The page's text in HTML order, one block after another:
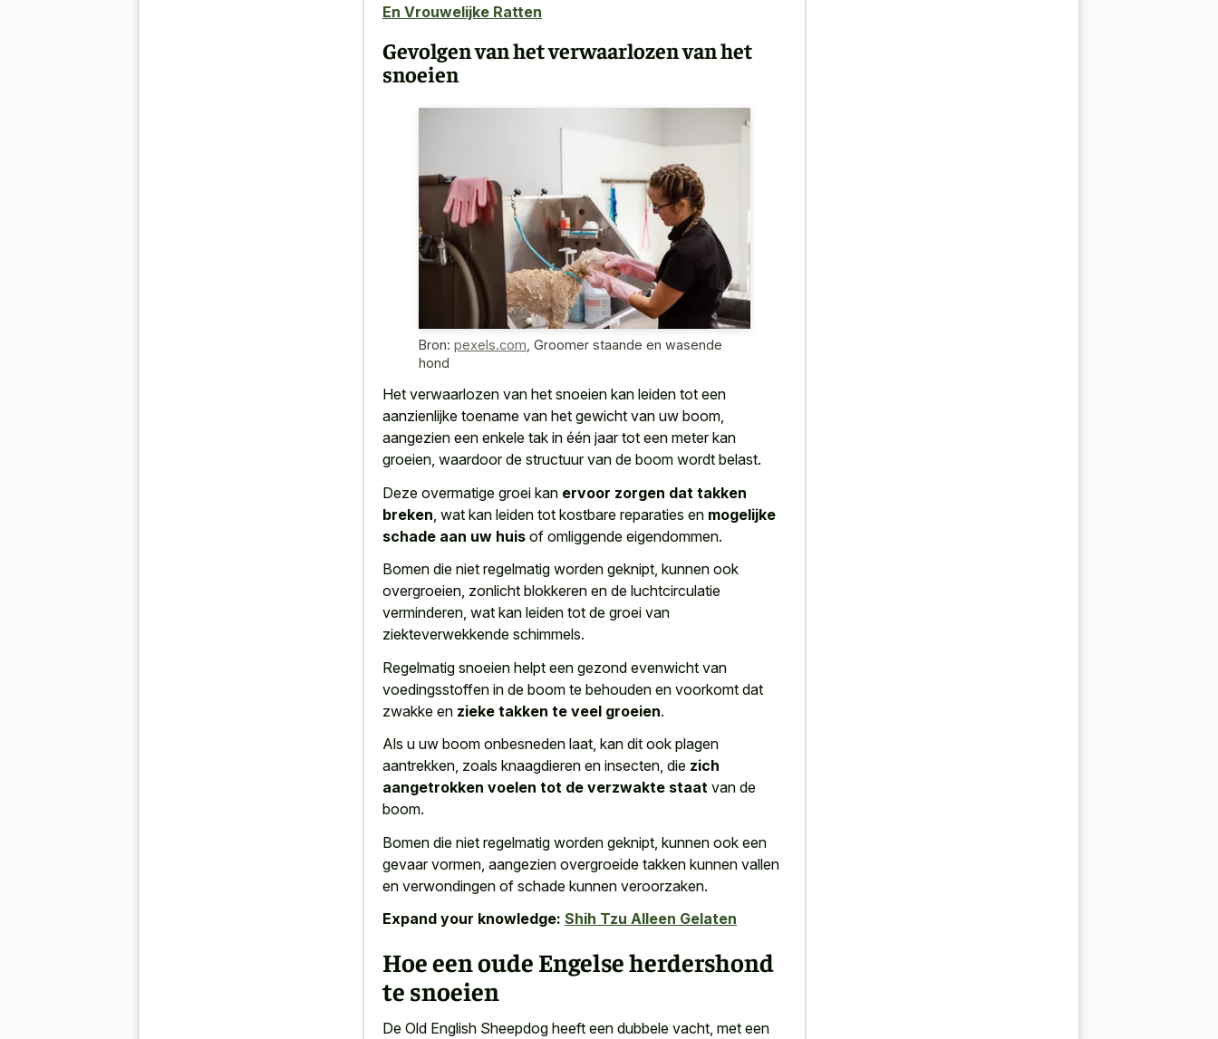
En Vrouwelijke Ratten
Gevolgen van het verwaarlozen van het
snoeien
Bron: pexels.com Groomer staande en wasende
hond
Het verwaarlozen van het snoeien kan leiden tot een
aanzienlijke toename van het gewicht van uw boom,
aangezien een enkele tak in één jaar tot een meter kan
groeien, waardoor de structuur van de boom wordt belast.
Deze overmatige groei kan ervoor zorgen dat takken
breken , wat kan leiden tot kostbare reparaties en mogelijke
schade aan uw huis of omliggende eigendommen.
Bomen die niet regelmatig worden geknipt, kunnen ook
overgroeien, zonlicht blokkeren en de luchtcirculatie
verminderen, wat kan leiden tot de groei van
ziekteverwekkende schimmels.
Regelmatig snoeien helpt een gezond evenwicht van
voedingsstoffen in de boom te behouden en voorkomt dat
zwakke en zieke takken te veel groeien.
Als u uw boom onbesneden laat, kan dit ook plagen
aantrekken, zoals knaagdieren en insecten, die zich
aangetrokken voelen tot de verzwakte staat van de
boom.
Bomen die niet regelmatig worden geknipt, kunnen ook een
gevaar vormen, aangezien overgroeide takken kunnen vallen
en verwondingen of schade kunnen veroorzaken.
Expand your knowledge: Shih Tzu Alleen Gelaten
Hoe een oude Engelse herdershond
te snoeien
De Old English Sheepdog heeft een dubbele vacht, met een